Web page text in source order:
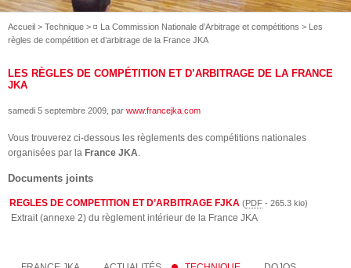
Accueil > Technique > ◽️ La Commission Nationale d’Arbitrage et compétitions > Les
règles de compétition et d’arbitrage de la France JKA
LES RÈGLES DE COMPÉTITION ET D’ARBITRAGE DE LA FRANCE
JKA
samedi 5 septembre 2009 , par www.francejka.com
Vous trouverez ci-dessous les règlements des compétitions nationales
organisées par la France JKA.
Documents joints
REGLES DE COMPETITION ET D’ARBITRAGE FJKA (PDF -265.3 kio)
Extrait (annexe 2) du règlement intérieur de la France JKA